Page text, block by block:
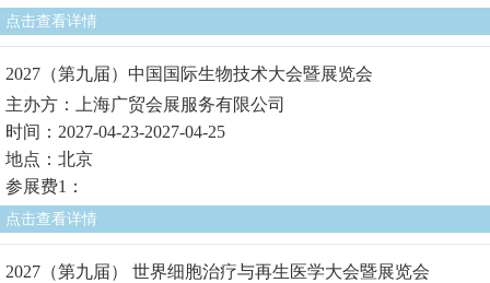
点击查看详情
2027（第九届）中国国际生物技术大会暨展览会
主办方：上海广贸会展服务有限公司
时间：2027-04-23-2027-04-25
地点：北京
参展费1：
点击查看详情
2027（第九届） 世界细胞治疗与再生医学大会暨展览会